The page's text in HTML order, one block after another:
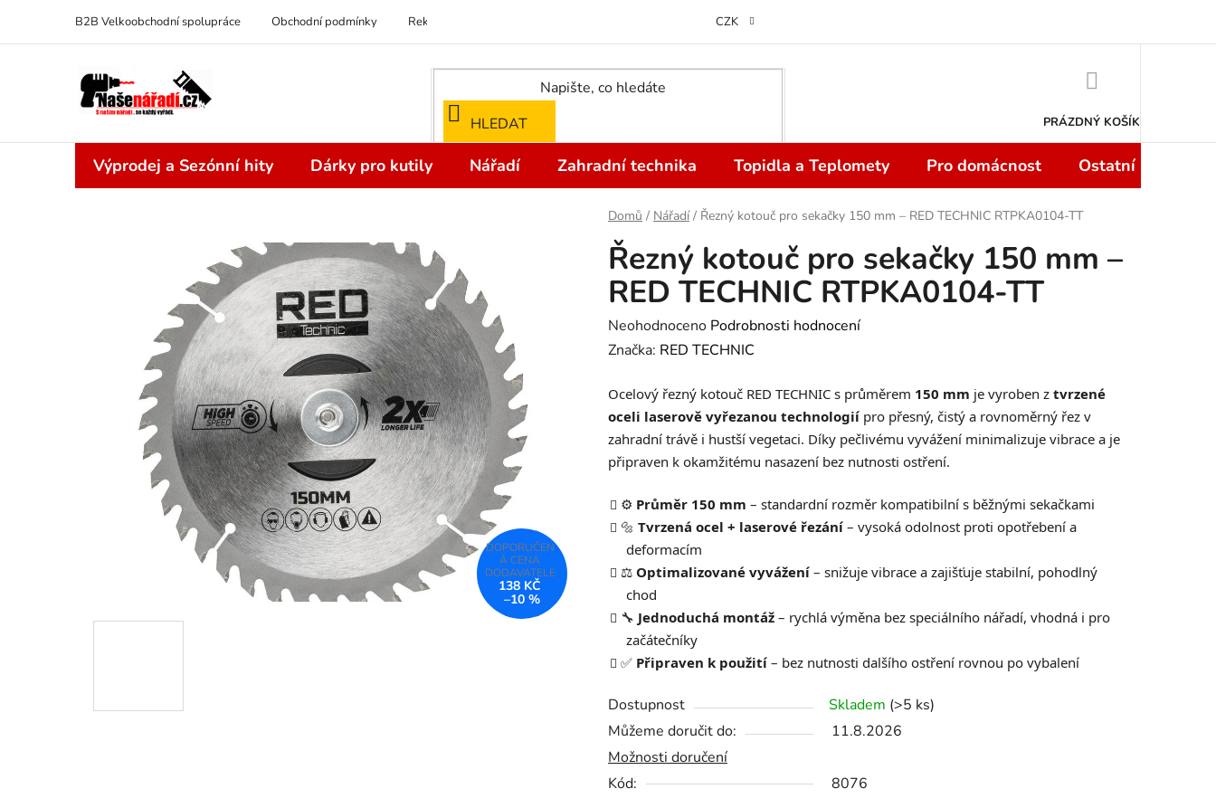
obsah
B2B Velkoobchodní spolupráce Obchodní podmínky Reklamace Odstoupení od kupní smlouvy do 14 dní
CZK
HLEDAT PRÁZDNÝ KOŠÍK
Výprodej a Sezónní hity Dárky pro kutily Nářadí Zahradní technika Topidla a Teplomety Pro domácnost Ostatní
Domů / Nářadí / Řezný kotouč pro sekačky 150 mm – RED TECHNIC RTPKA0104-TT
Řezný kotouč pro sekačky 150 mm –
RED TECHNIC RTPKA0104-TT
Průměrné
hodnocení
je
0,0
z
5
hvězdiček.
Neohodnoceno Podrobnosti hodnocení
Značka: RED TECHNIC
Ocelový řezný kotouč RED TECHNIC s průměrem 150 mm je vyroben z tvrzené
oceli laserově vyřezanou technologií pro přesný, čistý a rovnoměrný řez v
zahradní trávě i hustší vegetaci. Díky pečlivému vyvážení minimalizuje vibrace a je
připraven k okamžitému nasazení bez nutnosti ostření.
⚙️ Průměr 150 mm – standardní rozměr kompatibilní s běžnými sekačkami
🔩 Tvrzená ocel + laserové řezání – vysoká odolnost proti opotřebení a
deformacím
⚖️ Optimalizované vyvážení – snižuje vibrace a zajišťuje stabilní, pohodlný
chod
🔧 Jednoduchá montáž – rychlá výměna bez speciálního nářadí, vhodná i pro
začátečníky
✅ Připraven k použití – bez nutnosti dalšího ostření rovnou po vybalení
Dostupnost Skladem (>5 ks)
Můžeme doručit do:
11.8.2026
Možnosti doručení
Kód:
8076
138 KČ
–10 %